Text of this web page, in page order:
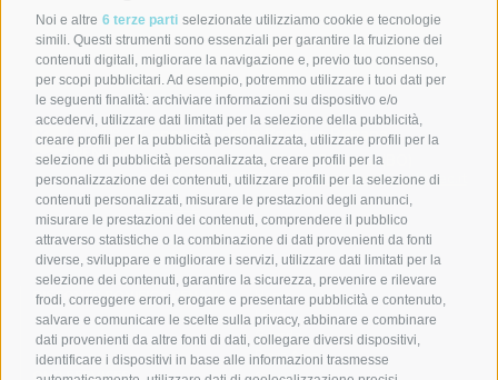
Noi e altre 6 terze parti selezionate utilizziamo cookie e tecnologie
simili. Questi strumenti sono essenziali per garantire la fruizione dei
contenuti digitali, migliorare la navigazione e, previo tuo consenso,
per scopi pubblicitari. Ad esempio, potremmo utilizzare i tuoi dati per
le seguenti finalità: archiviare informazioni su dispositivo e/o
accedervi, utilizzare dati limitati per la selezione della pubblicità,
creare profili per la pubblicità personalizzata, utilizzare profili per la
selezione di pubblicità personalizzata, creare profili per la
personalizzazione dei contenuti, utilizzare profili per la selezione di
contenuti personalizzati, misurare le prestazioni degli annunci,
misurare le prestazioni dei contenuti, comprendere il pubblico
attraverso statistiche o la combinazione di dati provenienti da fonti
diverse, sviluppare e migliorare i servizi, utilizzare dati limitati per la
selezione dei contenuti, garantire la sicurezza, prevenire e rilevare
frodi, correggere errori, erogare e presentare pubblicità e contenuto,
salvare e comunicare le scelte sulla privacy, abbinare e combinare
dati provenienti da altre fonti di dati, collegare diversi dispositivi,
identificare i dispositivi in base alle informazioni trasmesse
Consorzio della Bonifica Renana
Via S. Stefano, 56 40125 Bologna (BO)
C.F. 91313990375 | PECbonificarenana@pec.it
Contatti
DISCOVER BONIFICA RENANA
Home
Leggi
Guarda
Press Area
OUR SERVICES